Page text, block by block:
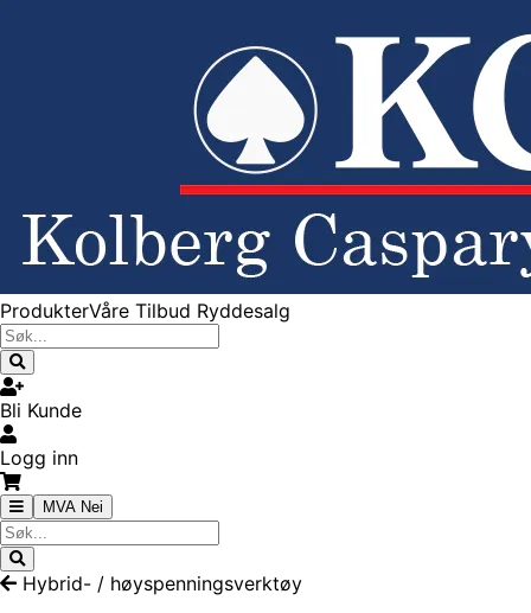
ProdukterVåre Tilbud Ryddesalg
Bli Kunde
Logg inn
MVA Nei
Hybrid- / høyspenningsverktøy